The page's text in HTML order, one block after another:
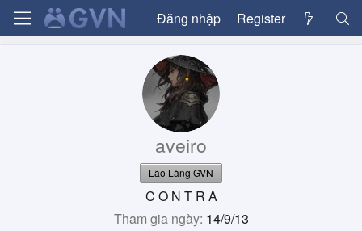
Đăng nhập Register
aveiro
Lão Làng GVN
C O N T R A
Tham gia ngày 14/9/13